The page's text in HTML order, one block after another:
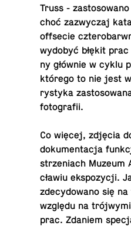
Truss -
choć za­zwy­czaj
of­fse­cie
wydobyć błękit
ny głównie w cyklu
którego to nie jest
ry­sty­ka
fotografii.
Co więcej, zdjęcia
do­ku­men­ta­cja
strze­niach
cła­wiu eks­po­zy­cji.
zde­cy­do­wa­no się na
względu na
prac. Zdaniem